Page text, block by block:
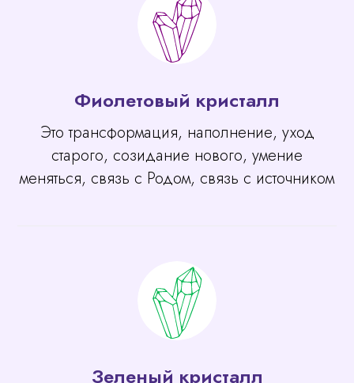
Фиолетовый кристалл
Это трансформация, наполнение, уход
старого, созидание нового, умение
меняться, связь с Родом, связь с источником
Зеленый кристалл